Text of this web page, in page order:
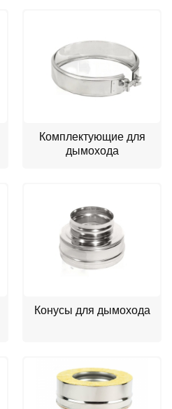
Комплектующие для
дымохода
Конусы для дымохода